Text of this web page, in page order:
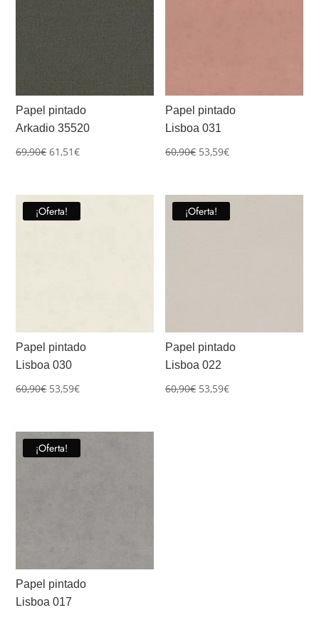
Papel pintado
Arkadio 35520
69,90€El
era:
61,51€El
es:
Papel pintado
Lisboa 031
60,90€ El
era:
53,59€El
es:
¡Oferta!
Papel pintado
Lisboa 030
60,90€ El
era:
53,59€El
es:
¡Oferta!
Papel pintado
Lisboa 022
60,90€ El
53,59€El
¡Oferta!
Papel pintado
Lisboa 017